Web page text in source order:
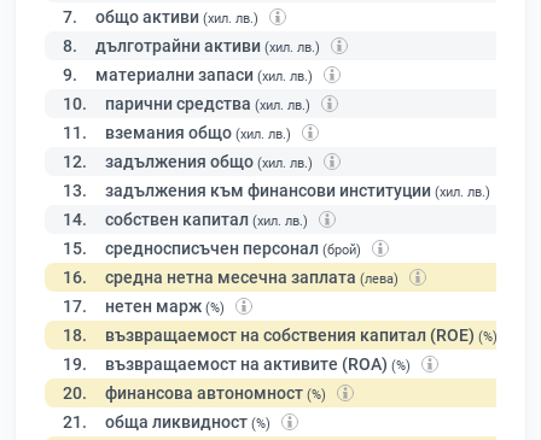
7. общо активи (хил. лв.)
8. дълготрайни активи (хил. лв.)
9. материални запаси (хил. лв.)
10. парични средства (хил. лв.)
11. вземания общо (хил. лв.)
12. задължения общо (хил. лв.)
13. задължения към финансови институции (хил. лв.)
14. собствен капитал (хил. лв.)
15. средносписъчен персонал (брой)
16. средна нетна месечна заплата (лева)
17. нетен марж (%)
18. възвращаемост на собствения капитал (ROE) (%)
19. възвращаемост на активите (ROA) (%)
20. финансова автономност (%)
21. обща ликвидност (%)